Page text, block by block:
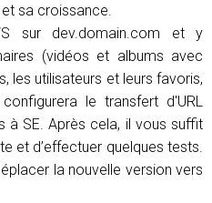
sa croissance.
sur dev.domain.com et y
(vidéos et albums avec
les utilisateurs et leurs favoris,
le transfert d'URL
à SE. Après cela, il vous suffit
et d’effectuer quelques tests.
la nouvelle version vers